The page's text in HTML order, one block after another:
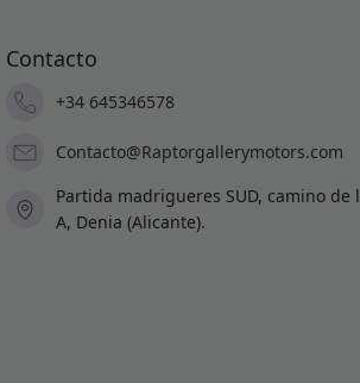
Contacto
+34 645346578
Contacto@Raptorgallerymotors.com
Partida madrigueres SUD, camino de
A, Denia (Alicante).